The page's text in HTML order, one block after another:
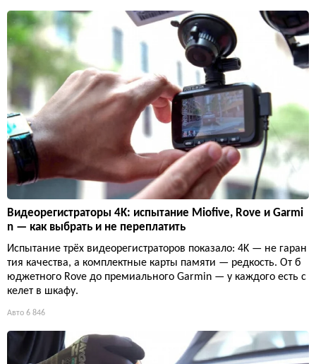
Видеорегистраторы 4K: испытание Miofive, Rove и Garmi
n — как выбрать и не переплатить
Испытание трёх видеорегистраторов показало: 4K — не гаран
тия качества, а комплектные карты памяти — редкость. От б
юджетного Rove до премиального Garmin — у каждого есть с
келет в шкафу.
Авто 6 846